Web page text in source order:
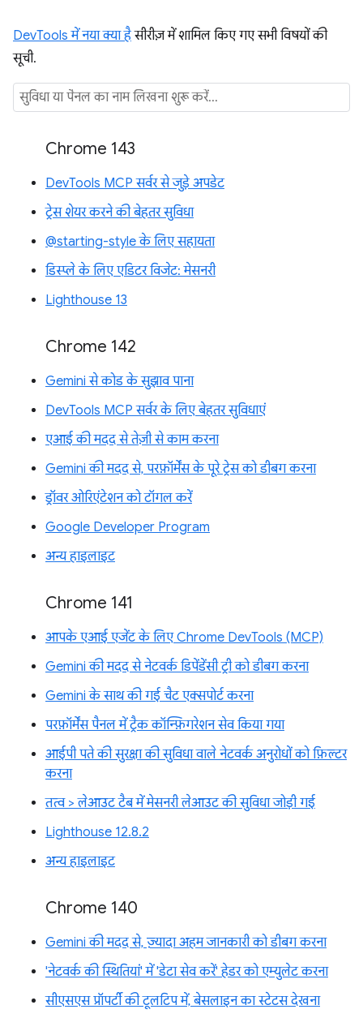
DevTools में नया क्या हैसीरीज़ में शामिल किए गए सभी विषयों की
सूची.
Chrome 143
DevTools MCP सर्वर से जुड़े अपडेट
ट्रेस शेयर करने की बेहतर सुविधा
@starting-style के लिए सहायता
डिस्प्ले के लिए एडिटर विजेट: मेसनरी
Lighthouse 13
Chrome 142
Gemini से कोड के सुझाव पाना
DevTools MCP सर्वर के लिए बेहतर सुविधाएं
एआई की मदद से तेज़ी से काम करना
Gemini की मदद से, परफ़ॉर्मेंस के पूरे ट्रेस को डीबग करना
ड्रॉवर ओरिएंटेशन को टॉगल करें
Google Developer Program
अन्य हाइलाइट
Chrome 141
आपके एआई एजेंट के लिए Chrome DevTools (MCP)
Gemini की मदद से नेटवर्क डिपेंडेंसी ट्री को डीबग करना
Gemini के साथ की गई चैट एक्सपोर्ट करना
परफ़ॉर्मेंस पैनल में ट्रैक कॉन्फ़िगरेशन सेव किया गया
आईपी पते की सुरक्षा की सुविधा वाले नेटवर्क अनुरोधों को फ़िल्टर
करना
तत्व > लेआउट टैब में मेसनरी लेआउट की सुविधा जोड़ी गई
Lighthouse 12.8.2
अन्य हाइलाइट
Chrome 140
Gemini की मदद से, ज़्यादा अहम जानकारी को डीबग करना
'नेटवर्क की स्थितियां' में 'डेटा सेव करें' हेडर को एम्युलेट करना
सीएसएस प्रॉपर्टी की टूलटिप में, बेसलाइन का स्टेटस देखना